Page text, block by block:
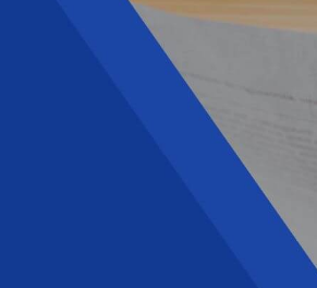
Персональные
Тестирование на
проникновение